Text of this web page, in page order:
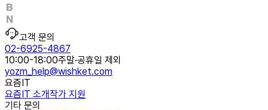
고객 문의
02-6925-4867
10:00-18:00주말·공휴일 제외
yozm_help@wishket.com
요즘IT
요즘IT 소개작가 지원
기타 문의